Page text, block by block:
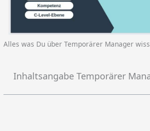
Alles was Du über Temporärer Manager
Inhaltsangabe Temporärer